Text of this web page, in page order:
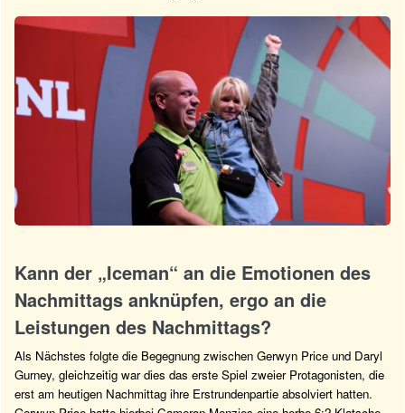
Kann der „Iceman“ an die Emotionen des
Nachmittags anknüpfen, ergo an die
Leistungen des Nachmittags?
Als Nächstes folgte die Begegnung zwischen Gerwyn Price und Daryl
Gurney, gleichzeitig war dies das erste Spiel zweier Protagonisten, die
erst am heutigen Nachmittag ihre Erstrundenpartie absolviert hatten.